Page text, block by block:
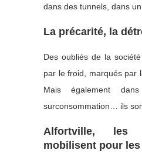
dans des tunnels, dans
La précarité, la
Des oubliés de la
par le froid, marqués par
Mais également
surconsommation… ils
Alfortville, les
mobilisent pour